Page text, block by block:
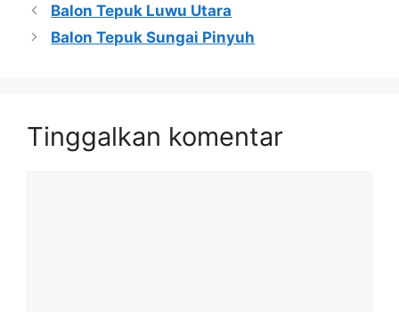
Balon Tepuk Luwu Utara
Balon Tepuk Sungai Pinyuh
Tinggalkan komentar